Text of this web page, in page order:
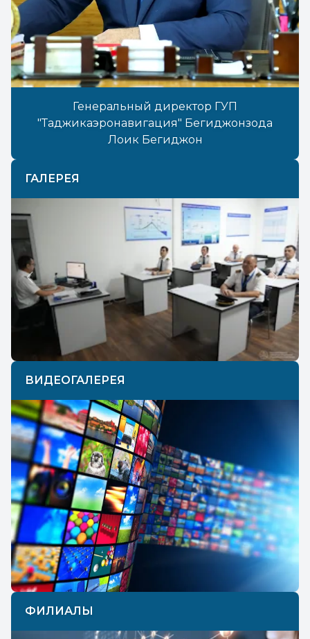
Генеральный директор ГУП
"Таджикаэронавигация" Бегиджонзода
Лоик Бегиджон
ГАЛЕРЕЯ
Previous Next
ВИДЕОГАЛЕРЕЯ
ФИЛИАЛЫ